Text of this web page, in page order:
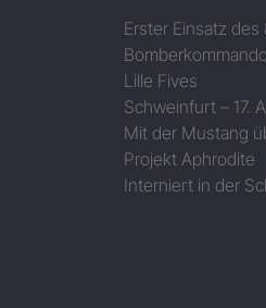
Erster Einsatz des
Bomberkommando
Lille Fives
Schweinfurt – 17.
Mit der Mustang
Projekt Aphrodite
Interniert in der